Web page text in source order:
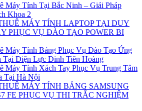
Máy Tính Tại Bắc Ninh – Giải Pháp
Khoa 2
MÁY TÍNH LAPTOP TẠI DUY
PHỤC VỤ ĐÀO TẠO POWER BI
Máy Tính Bảng Phục Vụ Đào Tạo Ứng
Tại Điện Lực Đinh Tiên Hoàng
Máy Tính Xách Tay Phục Vụ Trung Tâm
Tại Hà Nội
MÁY TÍNH BẢNG SAMSUNG
FE PHỤC VỤ THI TRẮC NGHIỆM